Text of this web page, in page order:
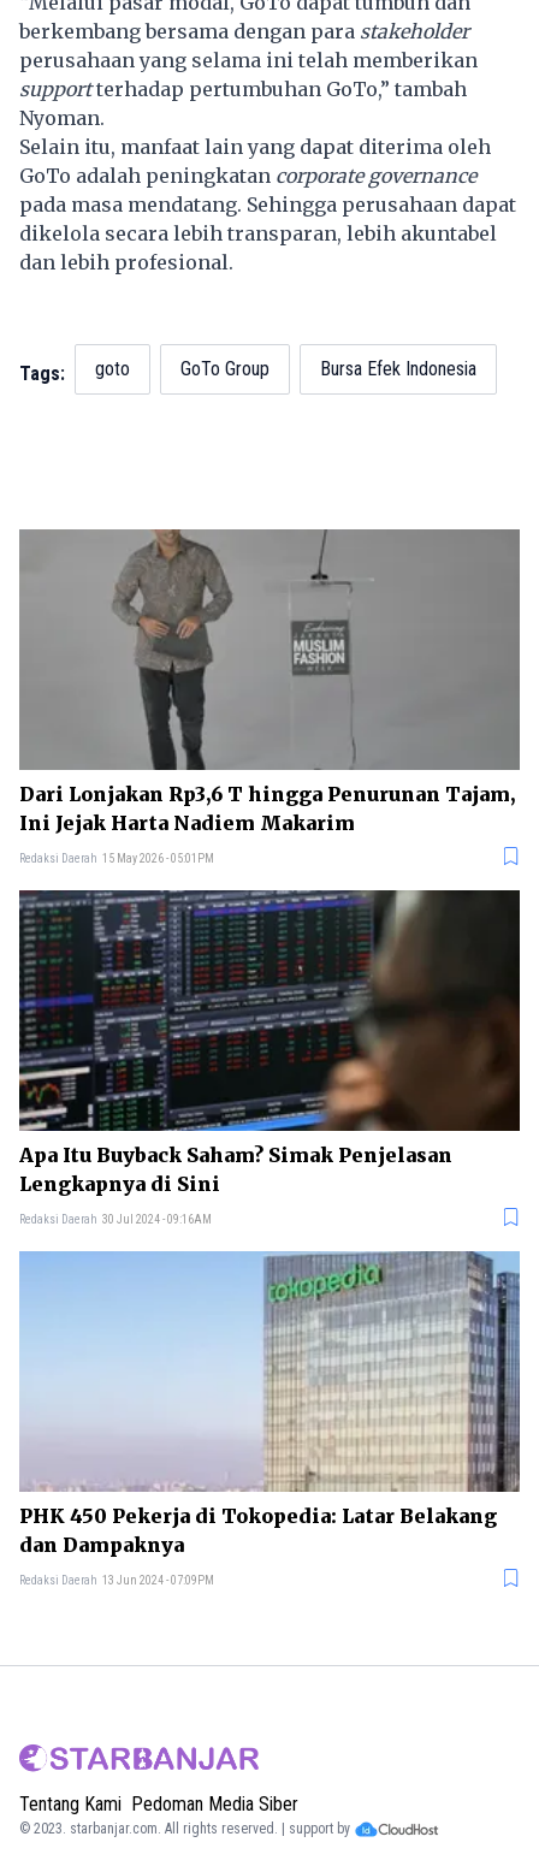
berkembang bersama dengan para stakeholder
perusahaan yang selama ini telah memberikan
supportterhadap pertumbuhan GoTo,” tambah
Nyoman.
Selain itu, manfaat lain yang dapat diterima oleh
GoTo adalah peningkatan corporate governance
pada masa mendatang. Sehingga perusahaan dapat
dikelola secara lebih transparan, lebih akuntabel
dan lebih profesional.
Tags: goto GoTo Group Bursa Efek Indonesia
Dari Lonjakan Rp3,6 T hingga Penurunan Tajam,
Ini Jejak Harta Nadiem Makarim
Redaksi Daerah 15 May 2026 - 05:01PM
Apa Itu Buyback Saham? Simak Penjelasan
Lengkapnya di Sini
Redaksi Daerah 30 Jul 2024 - 09:16AM
PHK 450 Pekerja di Tokopedia: Latar Belakang
dan Dampaknya
Redaksi Daerah 13 Jun 2024 - 07:09PM
Tentang Kami Pedoman Media Siber
© 2023. starbanjar.com. All rights reserved. | support by